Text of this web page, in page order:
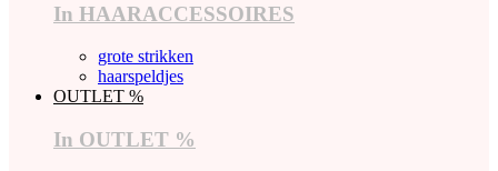
In HAARACCESSOIRES
grote strikken
haarspeldjes
OUTLET %
In OUTLET %